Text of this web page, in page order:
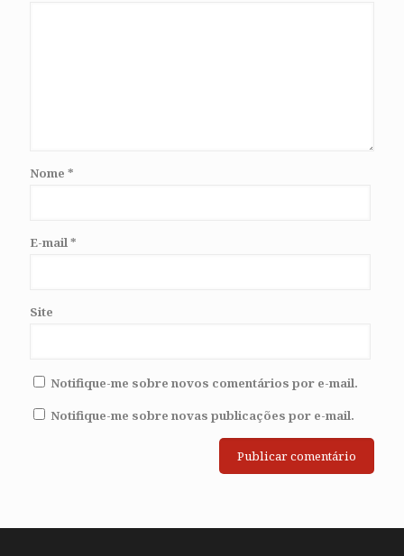
Nome *
E-mail*
Site
Notifique-me sobre novos comentários por e-mail.
Notifique-me sobre novas publicações por e-mail.